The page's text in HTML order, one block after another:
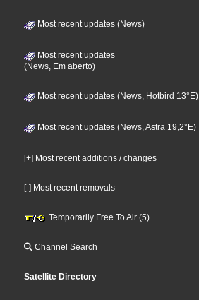
Most recent updates (News)
Most recent updates
(News, Em aberto)
Most recent updates (News, Hotbird 13°E)
Most recent updates (News, Astra 19,2°E)
[+] Most recent additions / changes
[-] Most recent removals
Temporarily Free To Air (5)
Channel Search
Satellite Directory